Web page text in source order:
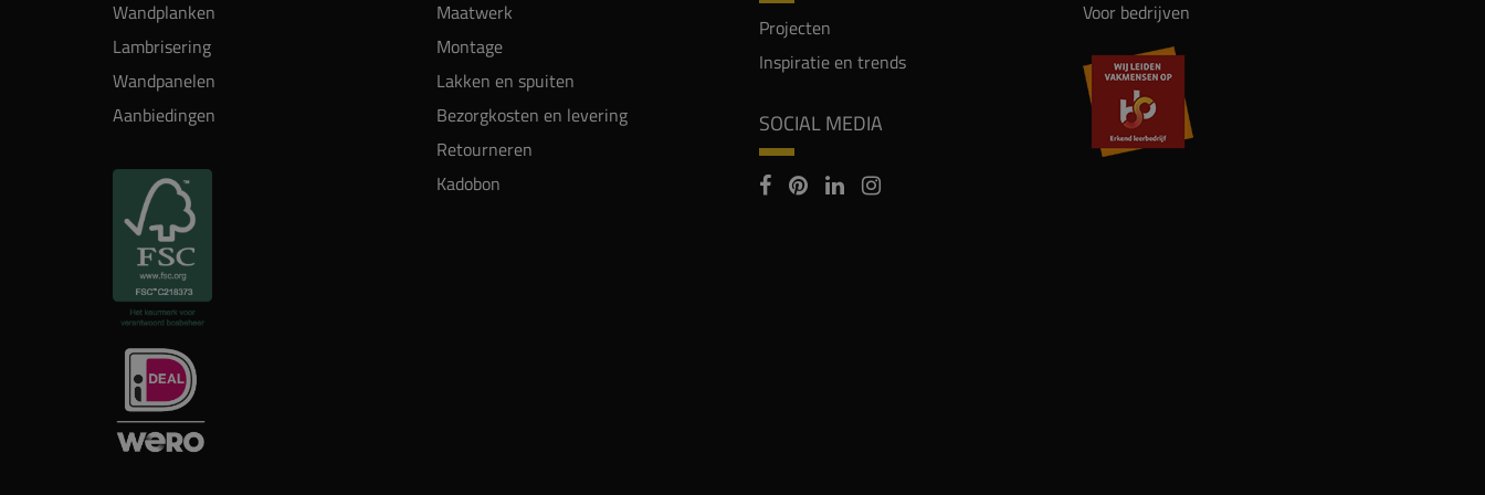
Wandplanken
Lambrisering
Wandpanelen
Aanbiedingen
Maatwerk
Montage
Lakken en spuiten
Bezorgkosten en levering
Retourneren
Kadobon
Projecten
Inspiratie en trends
SOCIAL MEDIA
Voor bedrijven